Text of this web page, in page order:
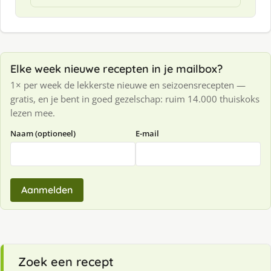
Elke week nieuwe recepten in je mailbox?
1× per week de lekkerste nieuwe en seizoensrecepten —
gratis, en je bent in goed gezelschap: ruim 14.000 thuiskoks
lezen mee.
Naam (optioneel) E-mail
Aanmelden
Zoek een recept